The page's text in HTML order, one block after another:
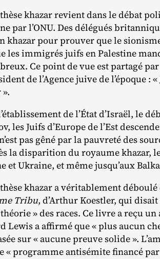
khazar revient dans le débat
par l’ONU. Des délégués
khazar pour prouver que le
les immigrés juifs en Palestine
Ce point de vue est partagé
de l’Agence juive de l’époque
de l’État d’Israël, le
les Juifs d’Europe de l’Est
pas gêné par la pauvreté des
la disparition du royaume khazar,
et Ukraine, et même jusqu’aux
khazar a véritablement
Tribu, d’Arthur Koestler, qui
» des races. Ce livre a reçu
Lewis a affirmé que « plus aucun
sur « aucune preuve solide ».
« programme antisémite financé